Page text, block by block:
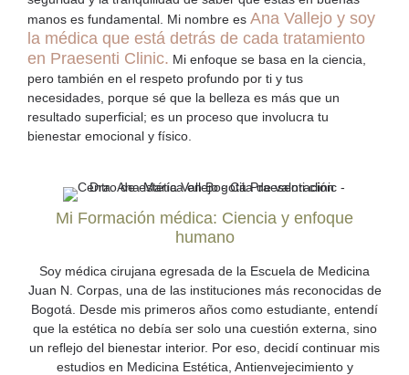
manos es fundamental. Mi nombre es Ana Vallejo y soy
la médica que está detrás de cada tratamiento
en Praesenti Clinic. Mi enfoque se basa en la ciencia,
pero también en el respeto profundo por ti y tus
necesidades, porque sé que la belleza es más que un
resultado superficial; es un proceso que involucra tu
bienestar emocional y físico.
Mi Formación médica: Ciencia y enfoque
humano
Soy médica cirujana egresada de la Escuela de Medicina
Juan N. Corpas, una de las instituciones más reconocidas de
Bogotá. Desde mis primeros años como estudiante, entendí
que la estética no debía ser solo una cuestión externa, sino
un reflejo del bienestar interior. Por eso, decidí continuar mis
estudios en Medicina Estética, Antienvejecimiento y